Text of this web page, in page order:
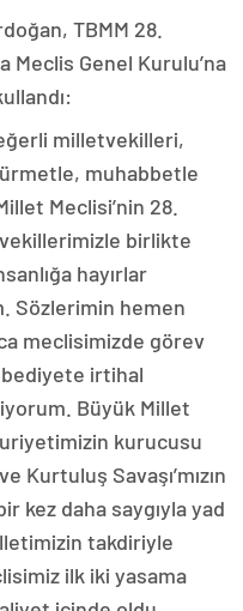
TBMM 28.
Meclis Genel Kurulu’na
milletvekilleri,
muhabbetle
Meclisi’nin 28.
birlikte
hayırlar
Sözlerimin hemen
meclisimizde görev
irtihal
Büyük Millet
kurucusu
Kurtuluş Savaşı’mızın
kez daha saygıyla yad
takdiriyle
ilk iki yasama